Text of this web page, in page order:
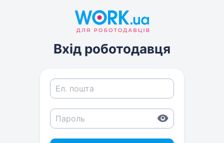
Вхід роботодавця